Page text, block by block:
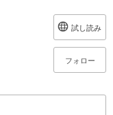
試し読み
フォロー